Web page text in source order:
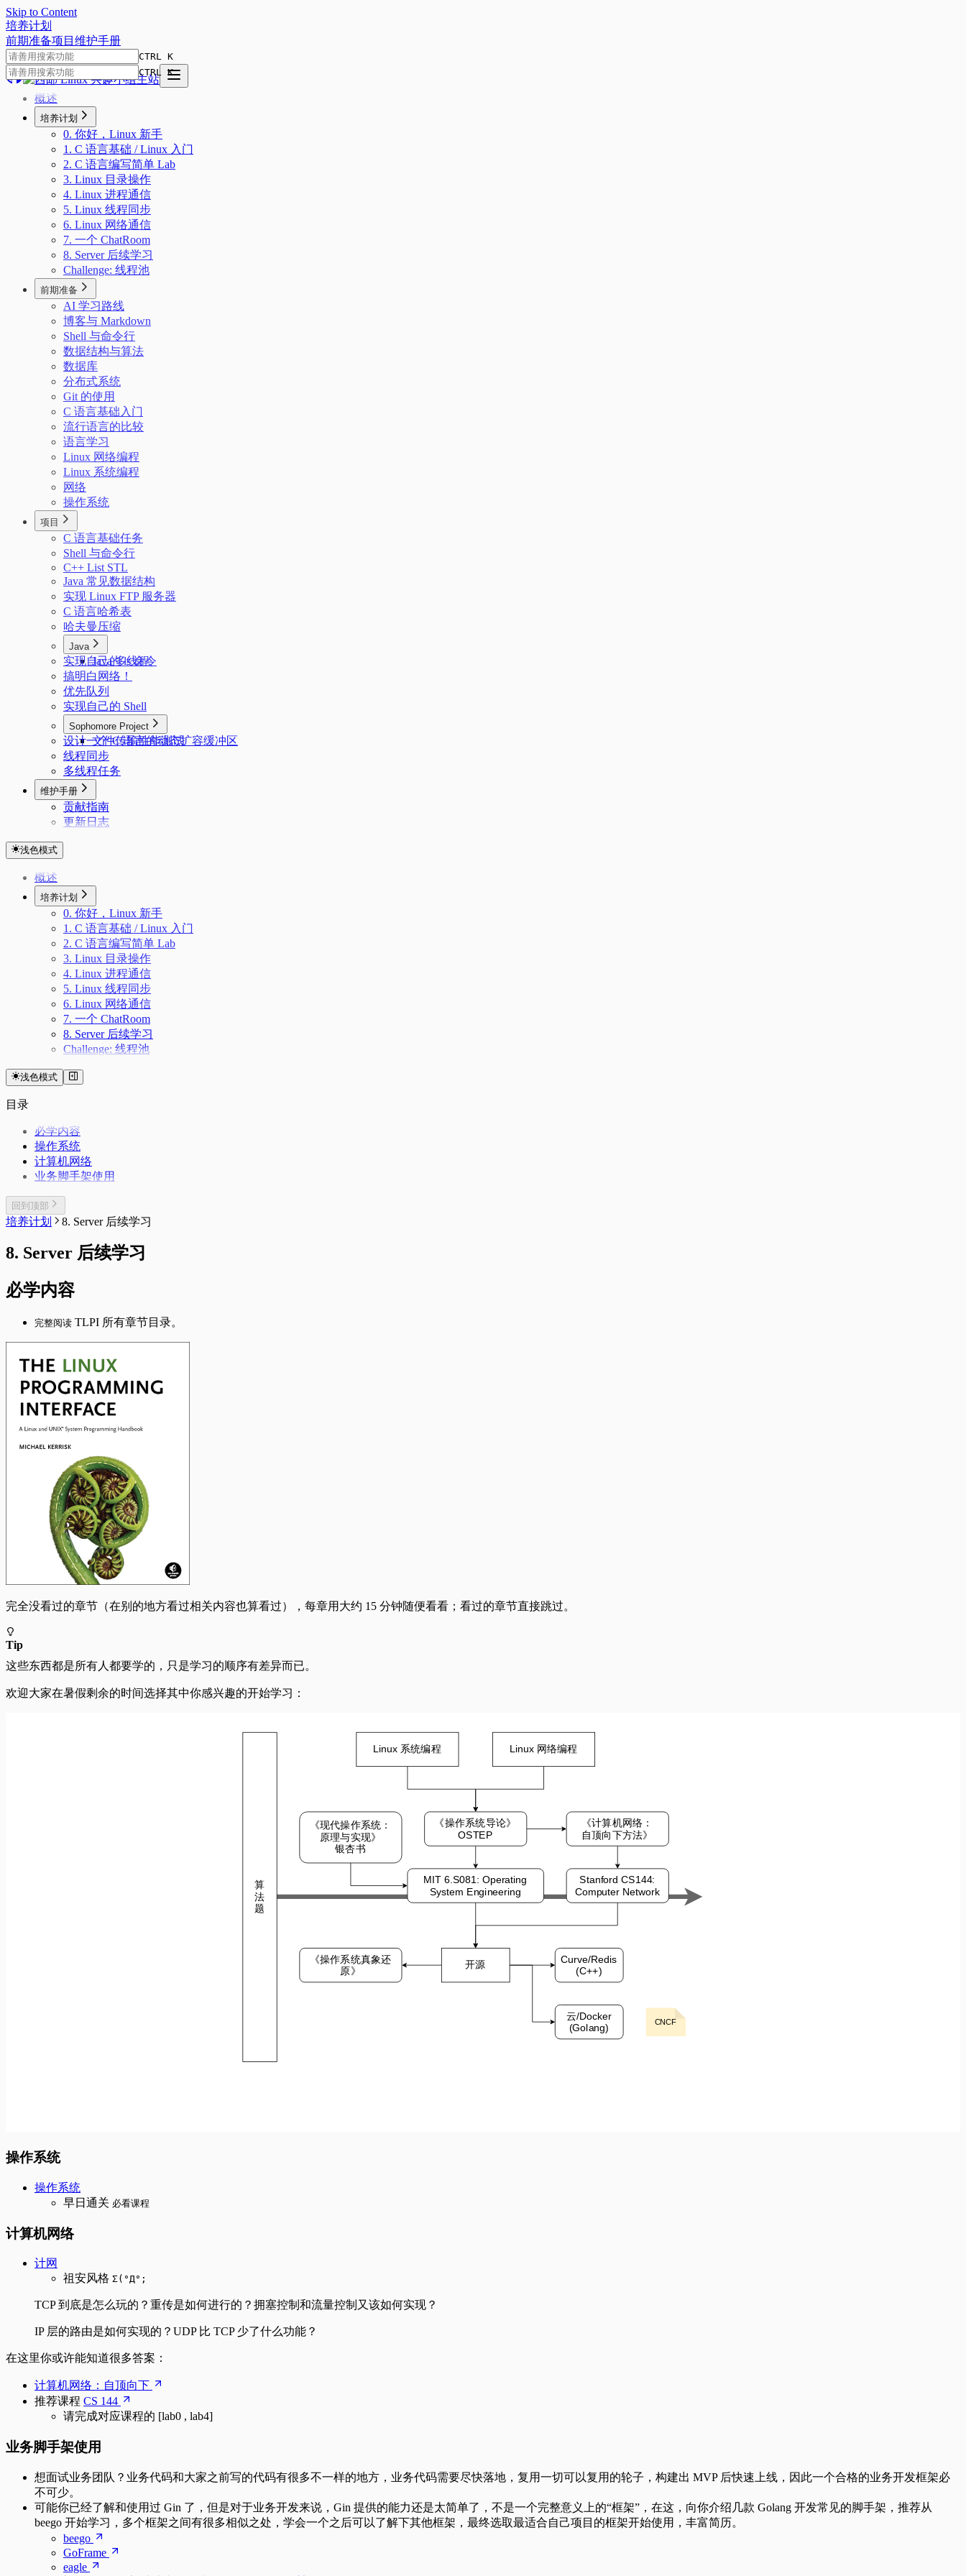
Skip to Content
培养计划
前期准备项目 维护手册
CTRL K
CTRL K
概述
培养计划
0. 你好，Linux 新手
1. C 语言基础 / Linux 入门
2. C 语言编写简单 Lab
3. Linux 目录操作
4. Linux 进程通信
5. Linux 线程同步
6. Linux 网络通信
7. 一个 ChatRoom
8. Server 后续学习
Challenge: 线程池
前期准备
AI 学习路线
博客与 Markdown
Shell 与命令行
数据结构与算法
数据库
分布式系统
Git 的使用
C 语言基础入门
流行语言的比较
语言学习
Linux 网络编程
Linux 系统编程
网络
操作系统
项目
C 语言基础任务
Shell 与命令行
C++ List STL
Java 常见数据结构
实现 Linux FTP 服务器
C 语言哈希表
哈夫曼压缩
Java
Java 多线程
实现自己的 ls 命令
搞明白网络！
优先队列
实现自己的 Shell
Sophomore Project
文件传输性能测试
设计一个 C 语言的动态扩容缓冲区
线程同步
多线程任务
维护手册
贡献指南
更新日志
浅色模式
概述
培养计划
0. 你好，Linux 新手
1. C 语言基础 / Linux 入门
2. C 语言编写简单 Lab
3. Linux 目录操作
4. Linux 进程通信
5. Linux 线程同步
6. Linux 网络通信
7. 一个 ChatRoom
8. Server 后续学习
Challenge: 线程池
浅色模式
目录
必学内容
操作系统
计算机网络
业务脚手架使用
回到顶部
培养计划 8. Server 后续学习
8. Server 后续学习
必学内容
完整阅读 TLPI 所有章节目录。
完全没看过的章节（在别的地方看过相关内容也算看过），每章用大约 15 分钟随便看看；看过的章节直接跳过。
Tip
这些东西都是所有人都要学的，只是学习的顺序有差异而已。
欢迎大家在暑假剩余的时间选择其中你感兴趣的开始学习：
操作系统
操作系统
早日通关 必看课程
计算机网络
计网
祖安风格 Σ(°Д°;
TCP 到底是怎么玩的？重传是如何进行的？拥塞控制和流量控制又该如何实现？
IP 层的路由是如何实现的？UDP 比 TCP 少了什么功能？
在这里你或许能知道很多答案：
计算机网络：自顶向下
推荐课程 CS 144
请完成对应课程的 [lab0 , lab4]
业务脚手架使用
想面试业务团队？业务代码和大家之前写的代码有很多不一样的地方，业务代码需要尽快落地，复用一切可以复用的轮子，构建出 MVP 后快速上线，因此一个合格的业务开发框架必
不可少。
可能你已经了解和使用过 Gin 了，但是对于业务开发来说，Gin 提供的能力还是太简单了，不是一个完整意义上的“框架”，在这，向你介绍几款 Golang 开发常见的脚手架，推荐从
beego 开始学习，多个框架之间有很多相似之处，学会一个之后可以了解下其他框架，最终选取最适合自己项目的框架开始使用，丰富简历。
beego
GoFrame
eagle